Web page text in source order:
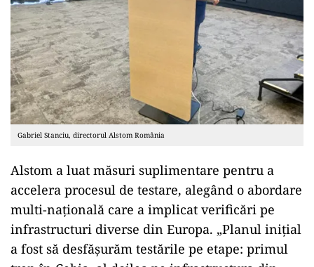
Gabriel Stanciu, directorul Alstom România
Alstom a luat măsuri suplimentare pentru a
accelera procesul de testare, alegând o abordare
multi-națională care a implicat verificări pe
infrastructuri diverse din Europa. „Planul inițial
a fost să desfășurăm testările pe etape: primul